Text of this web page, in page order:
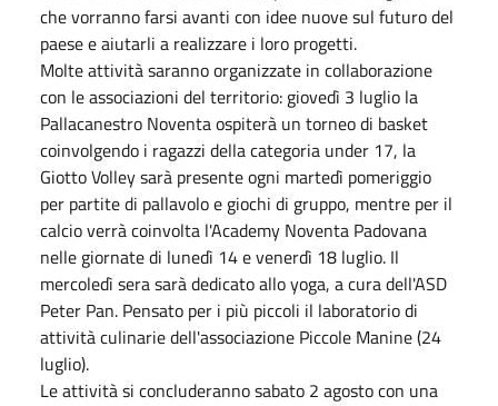
che vorranno farsi avanti con idee nuove sul futuro del
paese e aiutarli a realizzare i loro progetti.
Molte attività saranno organizzate in collaborazione
con le associazioni del territorio: giovedì 3 luglio la
Pallacanestro Noventa ospiterà un torneo di basket
coinvolgendo i ragazzi della categoria under 17, la
Giotto Volley sarà presente ogni martedì pomeriggio
per partite di pallavolo e giochi di gruppo, mentre per il
calcio verrà coinvolta l'Academy Noventa Padovana
nelle giornate di lunedì 14 e venerdì 18 luglio. Il
mercoledì sera sarà dedicato allo yoga, a cura dell'ASD
Peter Pan. Pensato per i più piccoli il laboratorio di
attività culinarie dell'associazione Piccole Manine (24
luglio).
Le attività si concluderanno sabato 2 agosto con una